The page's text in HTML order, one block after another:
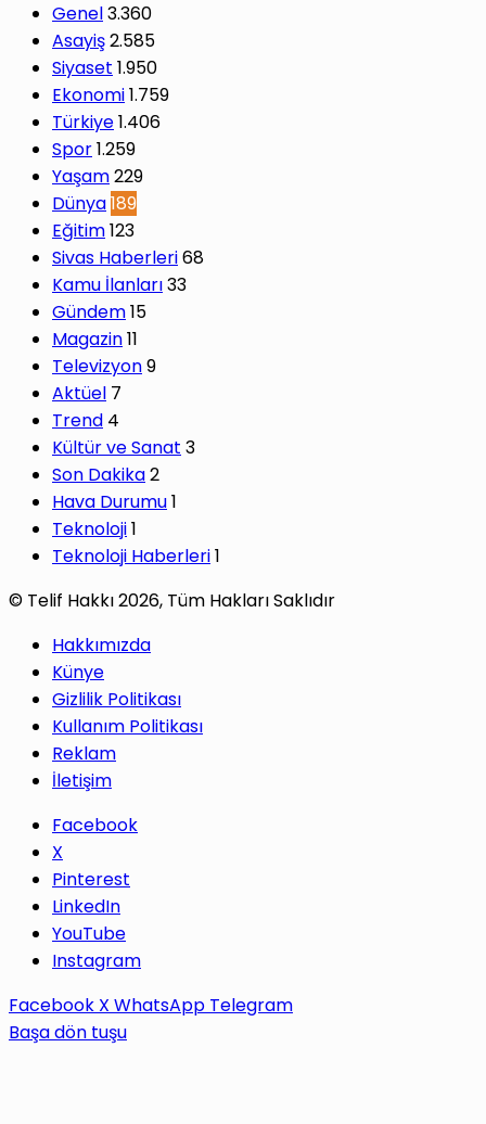
Genel3.360
Asayiş2.585
Siyaset 1.950
Ekonomi1.759
Türkiye1.406
Spor1.259
Yaşam229
Dünya189
Eğitim123
Sivas Haberleri68
Kamu İlanları33
Gündem15
Magazin11
Televizyon9
Aktüel 7
Trend 4
Kültür ve Sanat 3
Son Dakika2
Hava Durumu1
Teknoloji1
Teknoloji Haberleri1
© Telif Hakkı 2026, Tüm Hakları Saklıdır
Hakkımızda
Künye
Gizlilik Politikası
Kullanım Politikası
Reklam
İletişim
Facebook
X
Pinterest
LinkedIn
YouTube
Instagram
Facebook X WhatsApp Telegram
Başa dön tuşu